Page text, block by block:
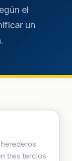
el
un
tres tercios